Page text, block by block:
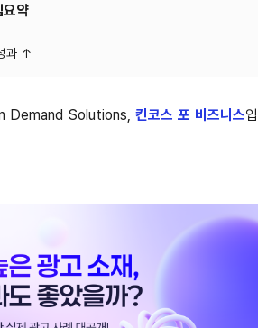
요약
Demand Solutions, 킨코스 포 비즈니스입